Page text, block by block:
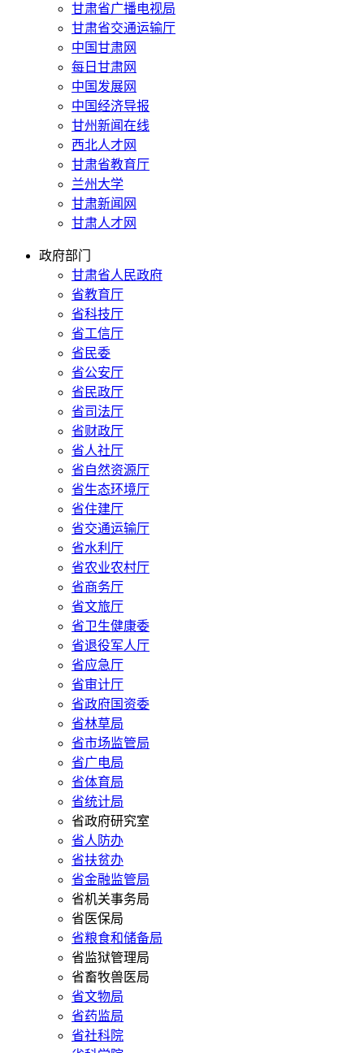
甘肃省广播电视局
甘肃省交通运输厅
中国甘肃网
每日甘肃网
中国发展网
中国经济导报
甘州新闻在线
西北人才网
甘肃省教育厅
兰州大学
甘肃新闻网
甘肃人才网
政府部门
甘肃省人民政府
省教育厅
省科技厅
省工信厅
省民委
省公安厅
省民政厅
省司法厅
省财政厅
省人社厅
省自然资源厅
省生态环境厅
省住建厅
省交通运输厅
省水利厅
省农业农村厅
省商务厅
省文旅厅
省卫生健康委
省退役军人厅
省应急厅
省审计厅
省政府国资委
省林草局
省市场监管局
省广电局
省体育局
省统计局
省政府研究室
省人防办
省扶贫办
省金融监管局
省机关事务局
省医保局
省粮食和储备局
省监狱管理局
省畜牧兽医局
省文物局
省药监局
省社科院